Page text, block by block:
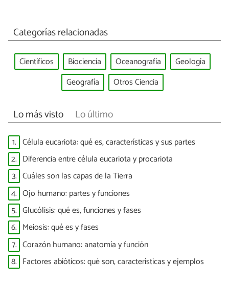
Categorías relacionadas
Científicos Biociencia Oceanografía
Geología
Geografía
Otros Ciencia
Lo más visto Lo último
1. Célula eucariota: qué es, características y sus partes
2. Diferencia entre célula eucariota y procariota
3. Cuáles son las capas de la Tierra
4. Ojo humano: partes y funciones
5. Glucólisis: qué es, funciones y fases
6. Meiosis: qué es y fases
7. Corazón humano: anatomía y función
8. Factores abióticos: qué son, características y ejemplos